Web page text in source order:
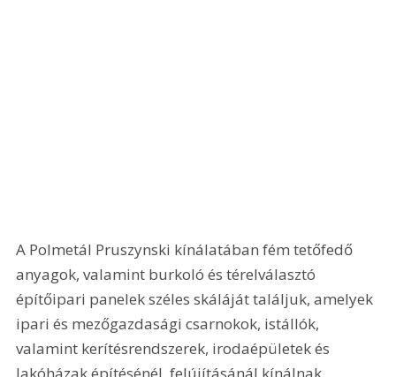
A Polmetál Pruszynski kínálatában fém tetőfedő
anyagok, valamint burkoló és térelválasztó
építőipari panelek széles skáláját találjuk, amelyek
ipari és mezőgazdasági csarnokok, istállók,
valamint kerítésrendszerek, irodaépületek és